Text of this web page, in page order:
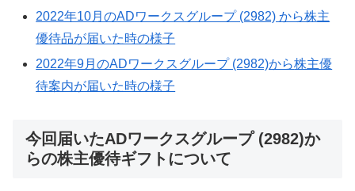
2022年10月のADワークスグループ (2982) から株主
優待品が届いた時の様子
2022年9月のADワークスグループ (2982)から株主優
待案内が届いた時の様子
今回届いたADワークスグループ (2982)か
らの株主優待ギフトについて